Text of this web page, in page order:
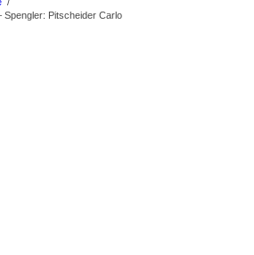
Spengler: Pitscheider Carlo